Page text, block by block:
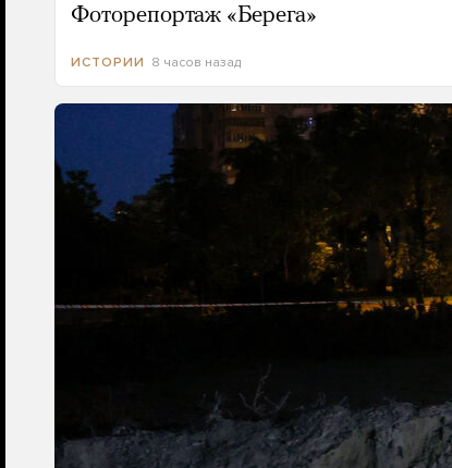
Фоторепортаж «Берега»
ИСТОРИИ 8 часов назад